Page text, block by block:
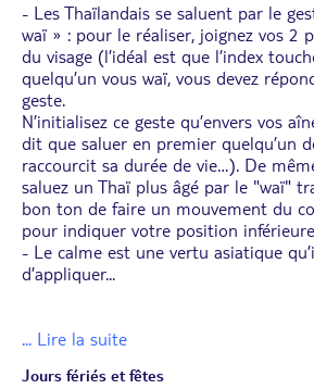
- Les Thaïlandais se saluent par le
waï » : pour le réaliser, joignez vos 2
du visage (l’idéal est que l’index
quelqu’un vous waï, vous devez
geste.
N’initialisez ce geste qu’envers vos
dit que saluer en premier quelqu’un
raccourcit sa durée de vie…). De
saluez un Thaï plus âgé par le "waï"
bon ton de faire un mouvement du
pour indiquer votre position
- Le calme est une vertu asiatique
d’appliquer...
... Lire la suite
Jours fériés et fêtes